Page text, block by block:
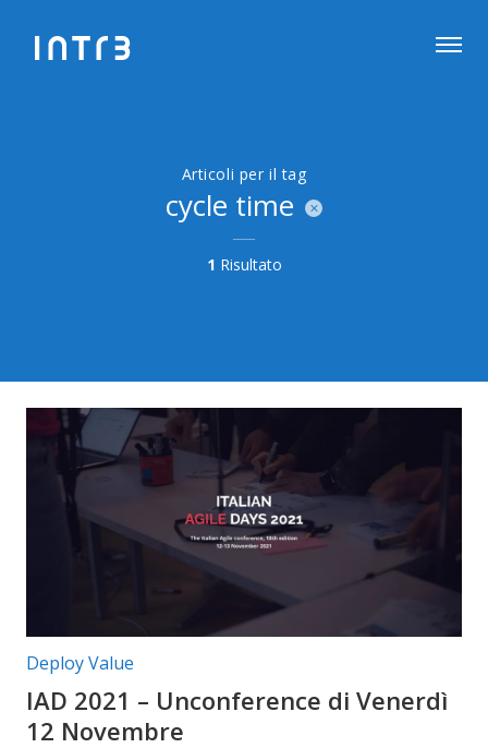
Articoli per il tag
cycle time
1 Risultato
Categorie articolo:
Deploy Value
IAD 2021 – Unconference di Venerdì
12 Novembre